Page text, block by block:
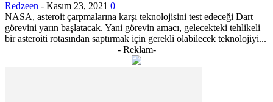
Redzeen - Kasım 23, 2021 0
NASA, asteroit çarpmalarına karşı teknolojisini test edeceği Dart
görevini yarın başlatacak. Yani görevin amacı, gelecekteki tehlikeli
bir asteroiti rotasından saptırmak için gerekli olabilecek teknolojiyi...
- Reklam-